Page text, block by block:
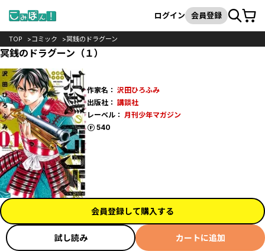
検索
ログイン 会員登録カート
TOP コミック 冥銭のドラグーン
冥銭のドラグーン（１）
作家名： 沢田ひろふみ
出版社： 講談社
レーベル： 月刊少年マガジン
540
ポイント
会員登録して購入する
試し読み カートに追加